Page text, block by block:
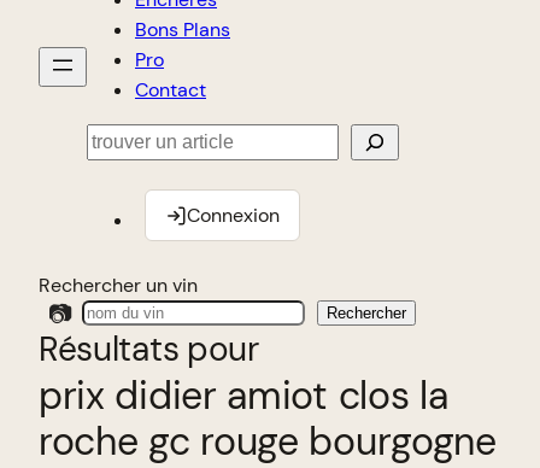
Bons Plans
Pro
Contact
Rechercher
Connexion
Rechercher un vin
📷 Rechercher
Résultats pour
prix didier amiot clos la
roche gc rouge bourgogne